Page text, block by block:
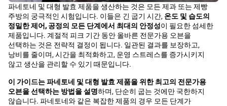
파네토네 및 대형 발효 제품을 생산하는 것은 모든 제과 또는 제빵
주방의 궁극적인 시험입니다. 이들은 긴 굽기 시간, 온도 및 습도의
정밀한 제어, 공정의 모든 단계에서 최대의 안정성이 필요한 섬세한
제품입니다. 계절적 피크 기간 동안 올바른 전문가용 오븐을
선택하는 것은 전략적 결정이 됩니다. 일관된 결과를 보장하고,
낭비를 줄이며, 시간을 최적화하고, 운영 스트레스를 증가시키지
않고 생산을 관리할 수 있기 때문입니다.
이 가이드는 파네토네 및 대형 발효 제품을 위한 최고의 전문가용
오븐을 선택하는 방법을 설명하며, 단순히 굽는 것에만 국한하지
않습니다. 파네토네와 같은 복잡한 제품의 경우 모든 단계가